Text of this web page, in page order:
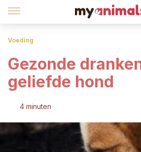
Voeding
Gezonde
geliefde hond
4 minuten